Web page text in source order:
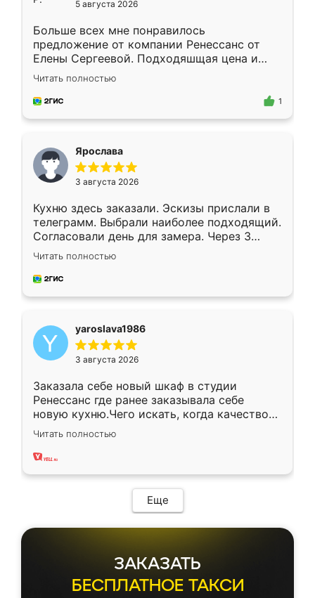
5 августа 2026
Больше всех мне понравилось
предложение от компании Ренессанс от
Елены Сергеевой. Подходяшщая цена и
короткие сроки изготовления. Приехавший
для замера сотрудник Владислав
предложил по моему эскизу самый
Читать полностью
1
Ярослава
3 августа 2026
Кухню здесь заказали. Эскизы прислали в
телеграмм. Выбрали наиболее подходящий.
Согласовали день для замера. Через 3
недели кухня была уже готова. Остались
довольны работой. Спасибо Ренессанс
мебель за качественную работу!
Читать полностью
yaroslava1986
3 августа 2026
Заказала себе новый шкаф в студии
Ренессанс где ранее заказывала себе
новую кухню.Чего искать, когда качеством
вполне довольна. Служит кухня уже почти
два года, нареканий нет.
Читать полностью
Еще
ЗАКАЗАТЬ
БЕСПЛАТНОЕ ТАКСИ